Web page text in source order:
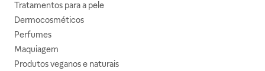
Tratamentos para a pele
Dermocosméticos
Perfumes
Maquiagem
Produtos veganos e naturais